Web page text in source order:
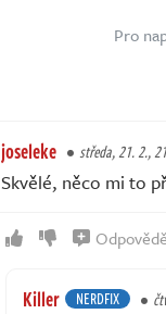
Pro
joseleke středa, 21. 2.,
Skvělé, něco mi to
Killer NERDFIX